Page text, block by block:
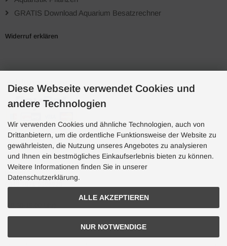
GRATIS Download Aquarium Besatzrechner
Widerruf erklären
Zahlungsarten
Hotline
Hotline
(10:30-15:00 Uhr)
Diese Webseite verwendet Cookies und
andere Technologien
Wir verwenden Cookies und ähnliche Technologien, auch von
Drittanbietern, um die ordentliche Funktionsweise der Website zu
gewährleisten, die Nutzung unseres Angebotes zu analysieren
und Ihnen ein bestmögliches Einkaufserlebnis bieten zu können.
Weitere Informationen finden Sie in unserer
Datenschutzerklärung.
ALLE AKZEPTIEREN
NUR NOTWENDIGE